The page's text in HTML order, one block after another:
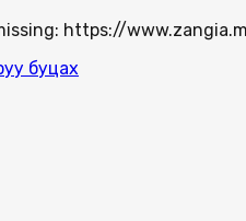
https://
буцах